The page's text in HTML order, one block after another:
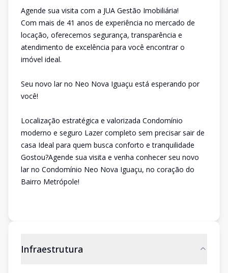
Agende sua visita com a JUA Gestão Imobiliária!
Com mais de 41 anos de experiência no mercado de
locação, oferecemos segurança, transparência e
atendimento de excelência para você encontrar o
imóvel ideal.
Seu novo lar no Neo Nova Iguaçu está esperando por
você!
Localização estratégica e valorizada Condomínio
moderno e seguro Lazer completo sem precisar sair de
casa Ideal para quem busca conforto e tranquilidade
Gostou?Agende sua visita e venha conhecer seu novo
lar no Condomínio Neo Nova Iguaçu, no coração do
Bairro Metrópole!
Infraestrutura